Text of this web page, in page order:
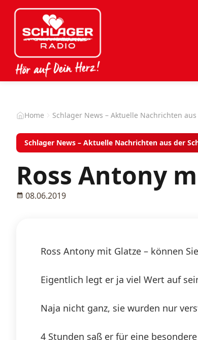
Home Schlager News – Aktuelle Nachrichten
Schlager News – Aktuelle Nachrichten aus der
Ross Antony
08.06.2019
Ross Antony mit Glatze – können
Eigentlich legt er ja viel Wert auf
Naja nicht ganz, sie wurden nur
4 Stunden saß er für eine